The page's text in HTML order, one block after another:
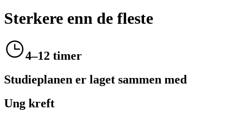
Sterkere enn de fleste
4–12 timer
Studieplanen er laget sammen med
Ung kreft